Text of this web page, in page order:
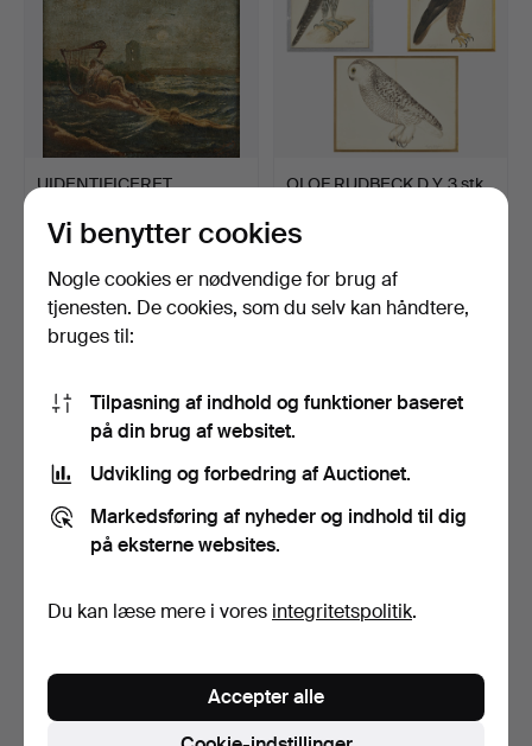
UIDENTIFICERET
Poseid…
Opnåede hammerslag 16 apr
2026
6 bud
127 USD
OLOF RUDBECK D Y. 3 stk
Opnåede hammerslag 16 apr
2026
15 bud
106 USD
(NORGE, 1846–1922). B…
3 bud
58 USD
1968), „Warfowl“, sign…
18 bud
505 USD
Vi benytter cookies
Nogle cookies er nødvendige for brug af
tjenesten. De cookies, som du selv kan håndtere,
bruges til:
Tilpasning af indhold og funktioner baseret
på din brug af websitet.
Udvikling og forbedring af Auctionet.
Markedsføring af nyheder og indhold til dig
på eksterne websites.
Du kan læse mere i vores integritetspolitik.
Accepter alle